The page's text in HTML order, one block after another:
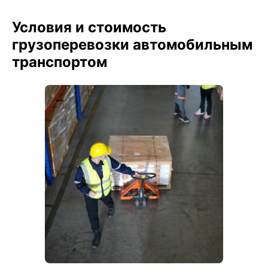
Условия и стоимость
грузоперевозки автомобильным
транспортом